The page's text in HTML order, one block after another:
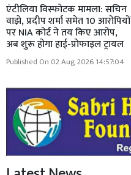
एंटीलिया विस्फोटक मामला: सचिन
वाझे, प्रदीप शर्मा समेत 10 आरोपियों
पर NIA कोर्ट ने तय किए आरोप,
अब शुरू होगा हाई-प्रोफाइल ट्रायल
Published On 02 Aug 2026 14:57:04